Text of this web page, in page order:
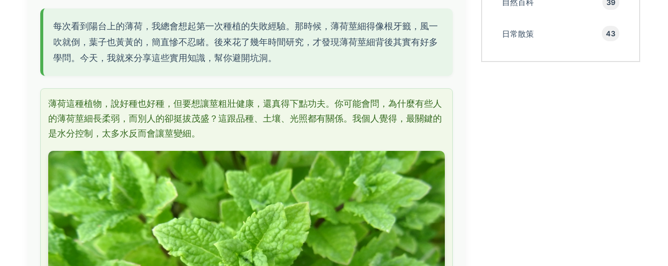
每次看到陽台上的薄荷，我總會想起第一次種植的失敗經驗。那時候，薄荷莖細得像根牙籤，風一
吹就倒，葉子也黃黃的，簡直慘不忍睹。後來花了幾年時間研究，才發現薄荷莖細背後其實有好多
學問。今天，我就來分享這些實用知識，幫你避開坑洞。
薄荷這種植物，說好種也好種，但要想讓莖粗壯健康，還真得下點功夫。你可能會問，為什麼有些人
的薄荷莖細長柔弱，而別人的卻挺拔茂盛？這跟品種、土壤、光照都有關係。我個人覺得，最關鍵的
是水分控制，太多水反而會讓莖變細。
自然百科 39
日常散策 43